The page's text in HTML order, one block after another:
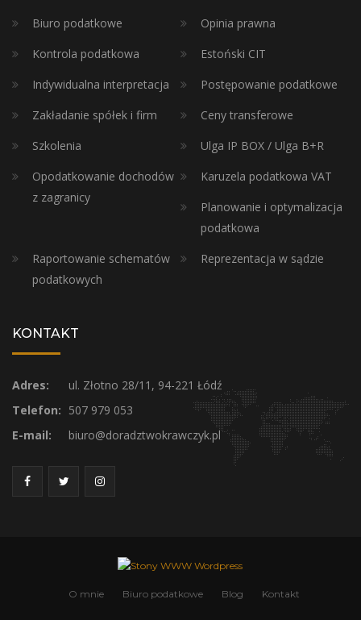
Biuro podatkowe
Opinia prawna
Kontrola podatkowa
Estoński CIT
Indywidualna interpretacja
Postępowanie podatkowe
Zakładanie spółek i firm
Ceny transferowe
Szkolenia
Ulga IP BOX / Ulga B+R
Opodatkowanie dochodów
z zagranicy
Karuzela podatkowa VAT
Planowanie i optymalizacja
podatkowa
Raportowanie schematów
podatkowych
Reprezentacja w sądzie
KONTAKT
Adres:
ul. Złotno 28/11, 94-221 Łódź
Telefon: 507 979 053
E-mail:
biuro@doradztwokrawczyk.pl
O mnie Biuro podatkowe Blog Kontakt